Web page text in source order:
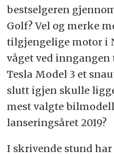
bestselgeren
Golf? Vel og merke
tilgjengelige motor i
våget ved inngangen
Tesla Model 3 et
slutt igjen skulle
mest valgte
lanseringsåret 2019?
I skrivende stund har